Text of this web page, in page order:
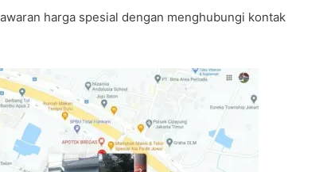
harga spesial dengan menghubungi kontak